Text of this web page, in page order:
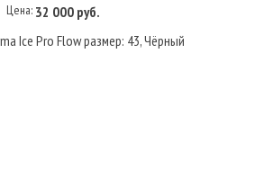
Цена: 32 000 руб.
Ice Pro Flow размер: 43, Чёрный